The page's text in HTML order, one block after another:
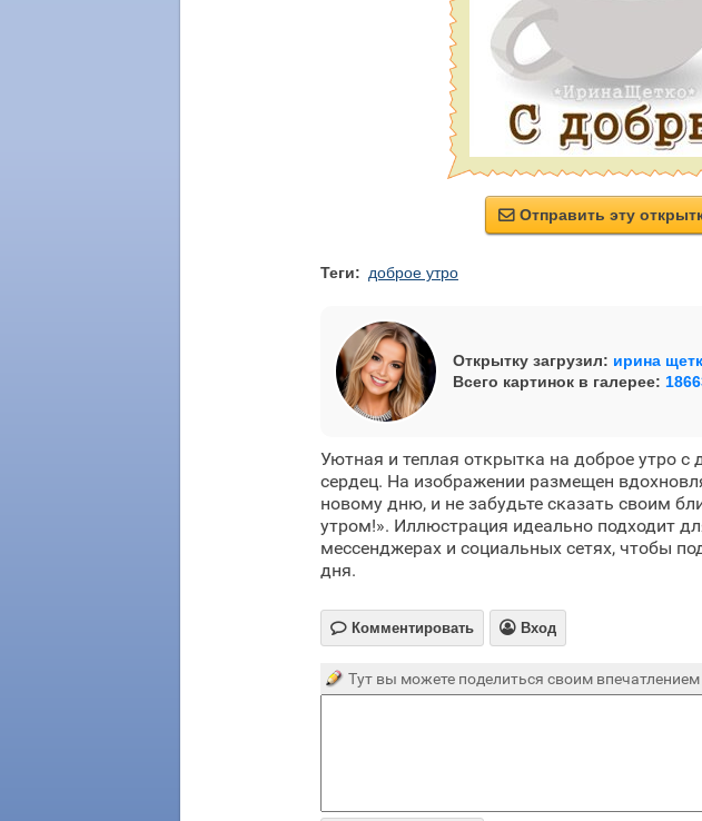
 Отправить эту
Теги: доброе утро
Открытку загрузил: ирина
Всего картинок в галерее:
Уютная и теплая открытка на доброе утро
сердец. На изображении размещен
новому дню, и не забудьте сказать своим
утром!». Иллюстрация идеально подходит
мессенджерах и социальных сетях, чтобы
дня.
 Комментировать  Вход
Тут вы можете поделиться своим